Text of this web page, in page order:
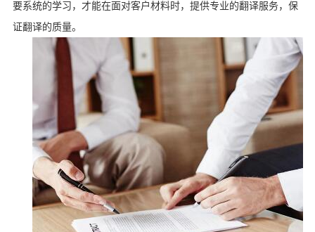
要系统的学习，才能在面对客户材料时，提供专业的翻译服务，保
证翻译的质量。